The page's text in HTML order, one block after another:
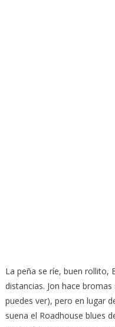
La peña se ríe, buen rollito,
distancias. Jon hace
puedes ver), pero en lugar
suena el Roadhouse blues